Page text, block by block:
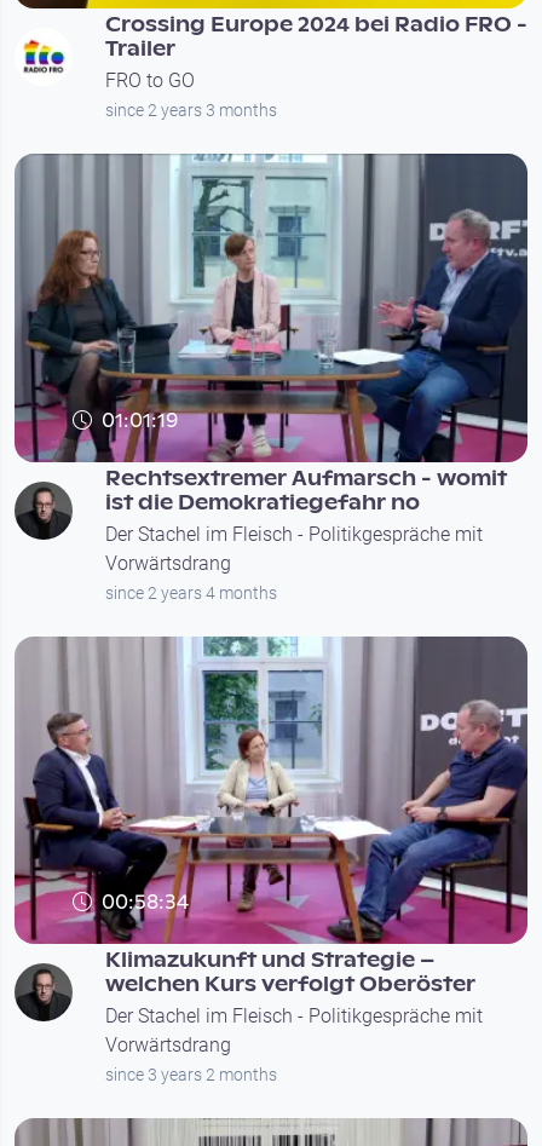
Crossing Europe 2024 bei Radio FRO -
Trailer
FRO to GO
since 2 years 3 months
01:01:19
Rechtsextremer Aufmarsch - womit
ist die Demokratiegefahr no
Der Stachel im Fleisch - Politikgespräche mit
Vorwärtsdrang
since 2 years 4 months
00:58:34
Klimazukunft und Strategie –
welchen Kurs verfolgt Oberöster
Der Stachel im Fleisch - Politikgespräche mit
Vorwärtsdrang
since 3 years 2 months